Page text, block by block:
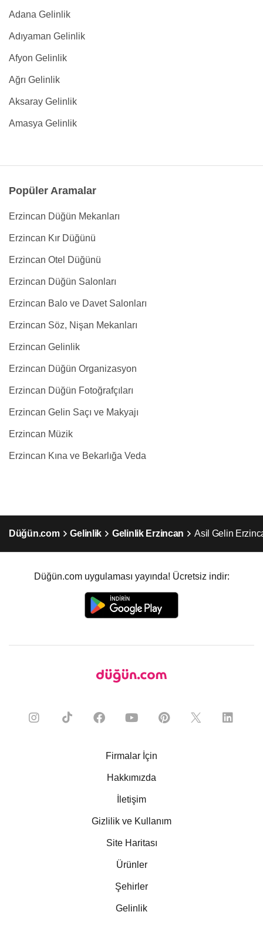
Adana Gelinlik
Adıyaman Gelinlik
Afyon Gelinlik
Ağrı Gelinlik
Aksaray Gelinlik
Amasya Gelinlik
Popüler Aramalar
Erzincan Düğün Mekanları
Erzincan Kır Düğünü
Erzincan Otel Düğünü
Erzincan Düğün Salonları
Erzincan Balo ve Davet Salonları
Erzincan Söz, Nişan Mekanları
Erzincan Gelinlik
Erzincan Düğün Organizasyon
Erzincan Düğün Fotoğrafçıları
Erzincan Gelin Saçı ve Makyajı
Erzincan Müzik
Erzincan Kına ve Bekarlığa Veda
Düğün.com Gelinlik Gelinlik Erzincan Asil Gelin
Düğün.com uygulaması yayında! Ücretsiz indir:
Firmalar İçin
Hakkımızda
İletişim
Gizlilik ve Kullanım
Site Haritası
Ürünler
Şehirler
Gelinlik